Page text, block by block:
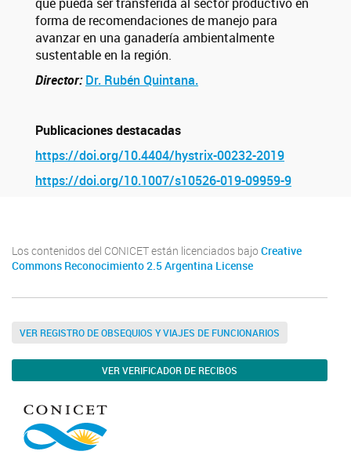
forma de recomendaciones de manejo para
avanzar en una ganadería ambientalmente
sustentable en la región.
Director:Dr. Rubén Quintana.
Publicaciones destacadas
https://doi.org/10.4404/hystrix-00232-2019
https://doi.org/10.1007/s10526-019-09959-9
Los contenidos del CONICET están licenciados bajo Creative
Commons Reconocimiento 2.5 Argentina License
VER REGISTRO DE OBSEQUIOS Y VIAJES DE FUNCIONARIOS
VER VERIFICADOR DE RECIBOS